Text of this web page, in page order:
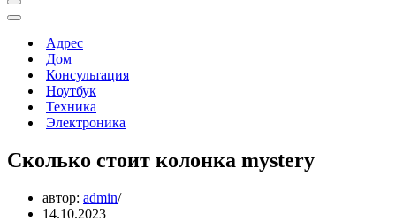
Меню
навигации
Меню
навигацииАдрес
Дом
Консультация
Ноутбук
Техника
Электроника
Сколько стоит колонка mystery
автор: admin
14.10.2023